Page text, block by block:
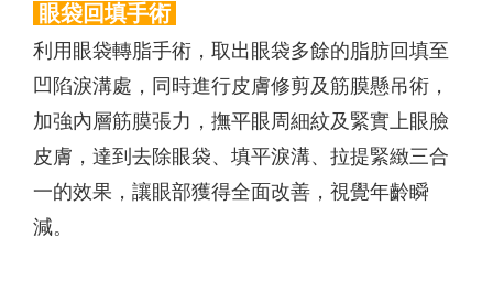
眼袋回填手術
利用眼袋轉脂手術，取出眼袋多餘的脂肪回填至
凹陷淚溝處，同時進行皮膚修剪及筋膜懸吊術，
加強內層筋膜張力，撫平眼周細紋及緊實上眼臉
皮膚，達到去除眼袋、填平淚溝、拉提緊緻三合
一的效果，讓眼部獲得全面改善，視覺年齡瞬
減。